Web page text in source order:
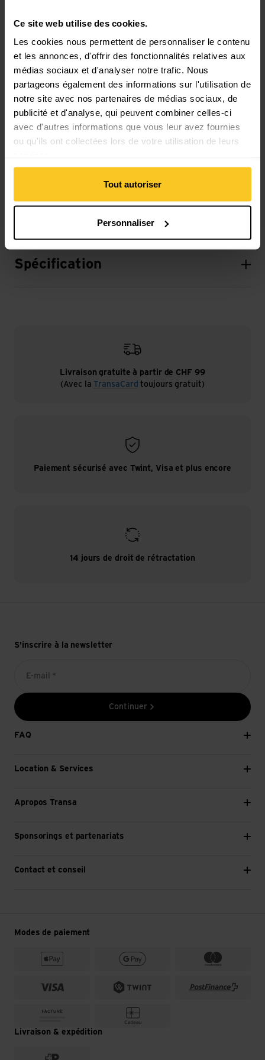
Ce site web utilise des cookies.
Les cookies nous permettent de personnaliser le contenu
et les annonces, d'offrir des fonctionnalités relatives aux
médias sociaux et d'analyser notre trafic. Nous
partageons également des informations sur l'utilisation de
notre site avec nos partenaires de médias sociaux, de
publicité et d'analyse, qui peuvent combiner celles-ci
avec d'autres informations que vous leur avez fournies
ou qu'ils ont collectées lors de votre utilisation de leurs
Tout autoriser
Personnaliser
Propriété principale
Matériau
Matériau d'origine animale: Pas de matière animale
Masse/poids
Poids en grammes: 282 g
Spécification
Livraison gratuite à partir de CHF 99
(Avec la TransaCard toujours gratuit)
Paiement sécurisé avec Twint, Visa et plus encore
14 jours de droit de rétractation
S'inscrire à la newsletter
E-mail *
Continuer
FAQ
Location & Services
Apropos Transa
Sponsorings et partenariats
Contact et conseil
Modes de paiement
Livraison & expédition